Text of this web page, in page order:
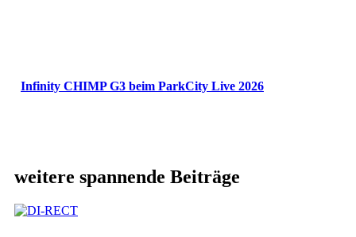
Infinity CHIMP G3 beim ParkCity Live 2026
weitere spannende Beiträge